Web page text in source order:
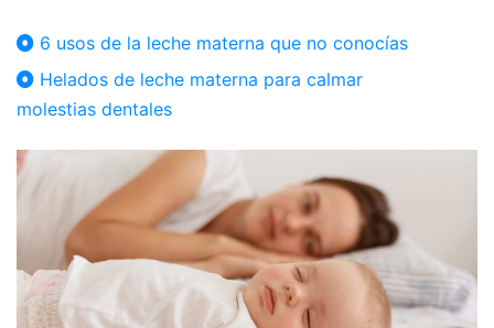
6 usos de la leche materna que no conocías
Helados de leche materna para calmar
molestias dentales